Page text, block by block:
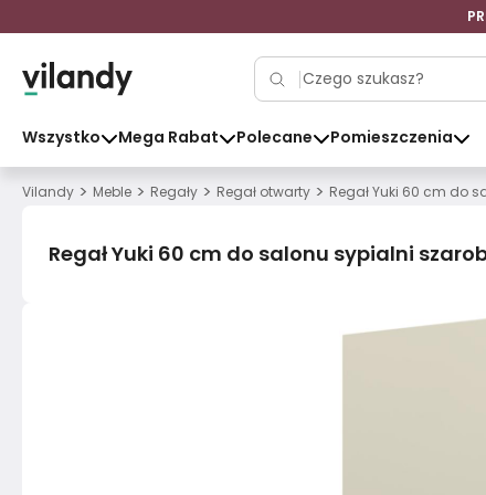
Wszystko Mega Rabat Polecane Pomieszczenia
Vilandy > Meble > Regały > Regał otwarty > Regał Yuki 60 cm do
Regał Yuki 60 cm do salonu sypialni